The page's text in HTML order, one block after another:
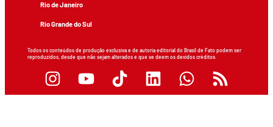
Rio de Janeiro
Rio Grande do Sul
Todos os conteúdos de produção exclusiva e de autoria editorial do Brasil de Fato podem ser
reproduzidos, desde que não sejam alterados e que se deem os devidos créditos.